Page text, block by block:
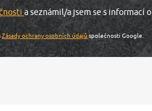
a seznámil/a jsem se s informací o
Zásady ochrany osobních údajůspolečnosti Google.